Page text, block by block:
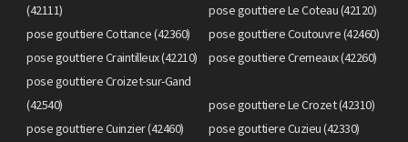
(42111)
pose gouttiere Le Coteau (42120)
pose gouttiere Cottance (42360)
pose gouttiere Coutouvre (42460)
pose gouttiere Craintilleux (42210)
pose gouttiere Cremeaux (42260)
pose gouttiere Croizet-sur-Gand
(42540)
pose gouttiere Le Crozet (42310)
pose gouttiere Cuinzier (42460)
pose gouttiere Cuzieu (42330)